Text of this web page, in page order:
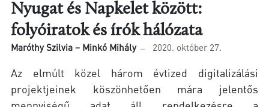
Nyugat és Napkelet között:
folyóiratok és írók hálózata
Maróthy Szilvia – Minkó Mihály 2020. október 27.
Az elmúlt közel három évtized digitalizálási
projektjeinek köszönhetően mára jelentős